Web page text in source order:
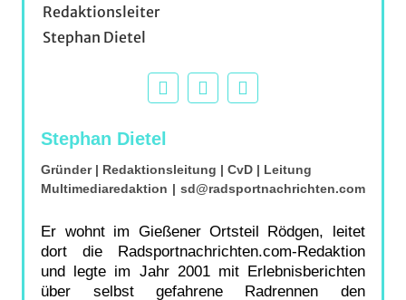
Stephan Dietel
Gründer | Redaktionsleitung | CvD | Leitung
Multimediaredaktion | sd@radsportnachrichten.com
Er wohnt im Gießener Ortsteil Rödgen, leitet
dort die Radsportnachrichten.com-Redaktion
und legte im Jahr 2001 mit Erlebnisberichten
über selbst gefahrene Radrennen den